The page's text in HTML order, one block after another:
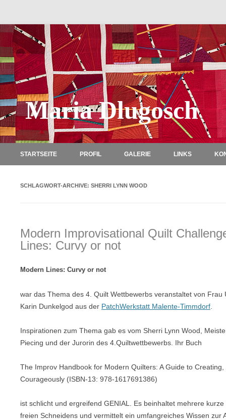
Maria Dlugosch
STARTSEITE PROFIL GALERIE LINKS
SCHLAGWORT-ARCHIVE: SHERRI LYNN WOOD
Modern Improvisational Quilt
Lines: Curvy or not
Modern Lines: Curvy or not
war das Thema des 4. Quilt Wettbewerbs veranstaltet von Frau
Karin Dunkelgod aus der PatchWerkstatt Malente-Timmdorf
Inspirationen zum Thema gab es vom Sherri Lynn Wood,
Piecing und der Jurorin des 4.Quiltwettbewerbs. Ihr Buch
The Improv Handbook for Modern Quilters: A Guide to
Courageously (ISBN-13: 978-1617691386)
ist schlicht und ergreifend GENIAL. Es beinhaltet mehrere
freien Schneidens und vermittelt ein umfangreiches Wissen zur